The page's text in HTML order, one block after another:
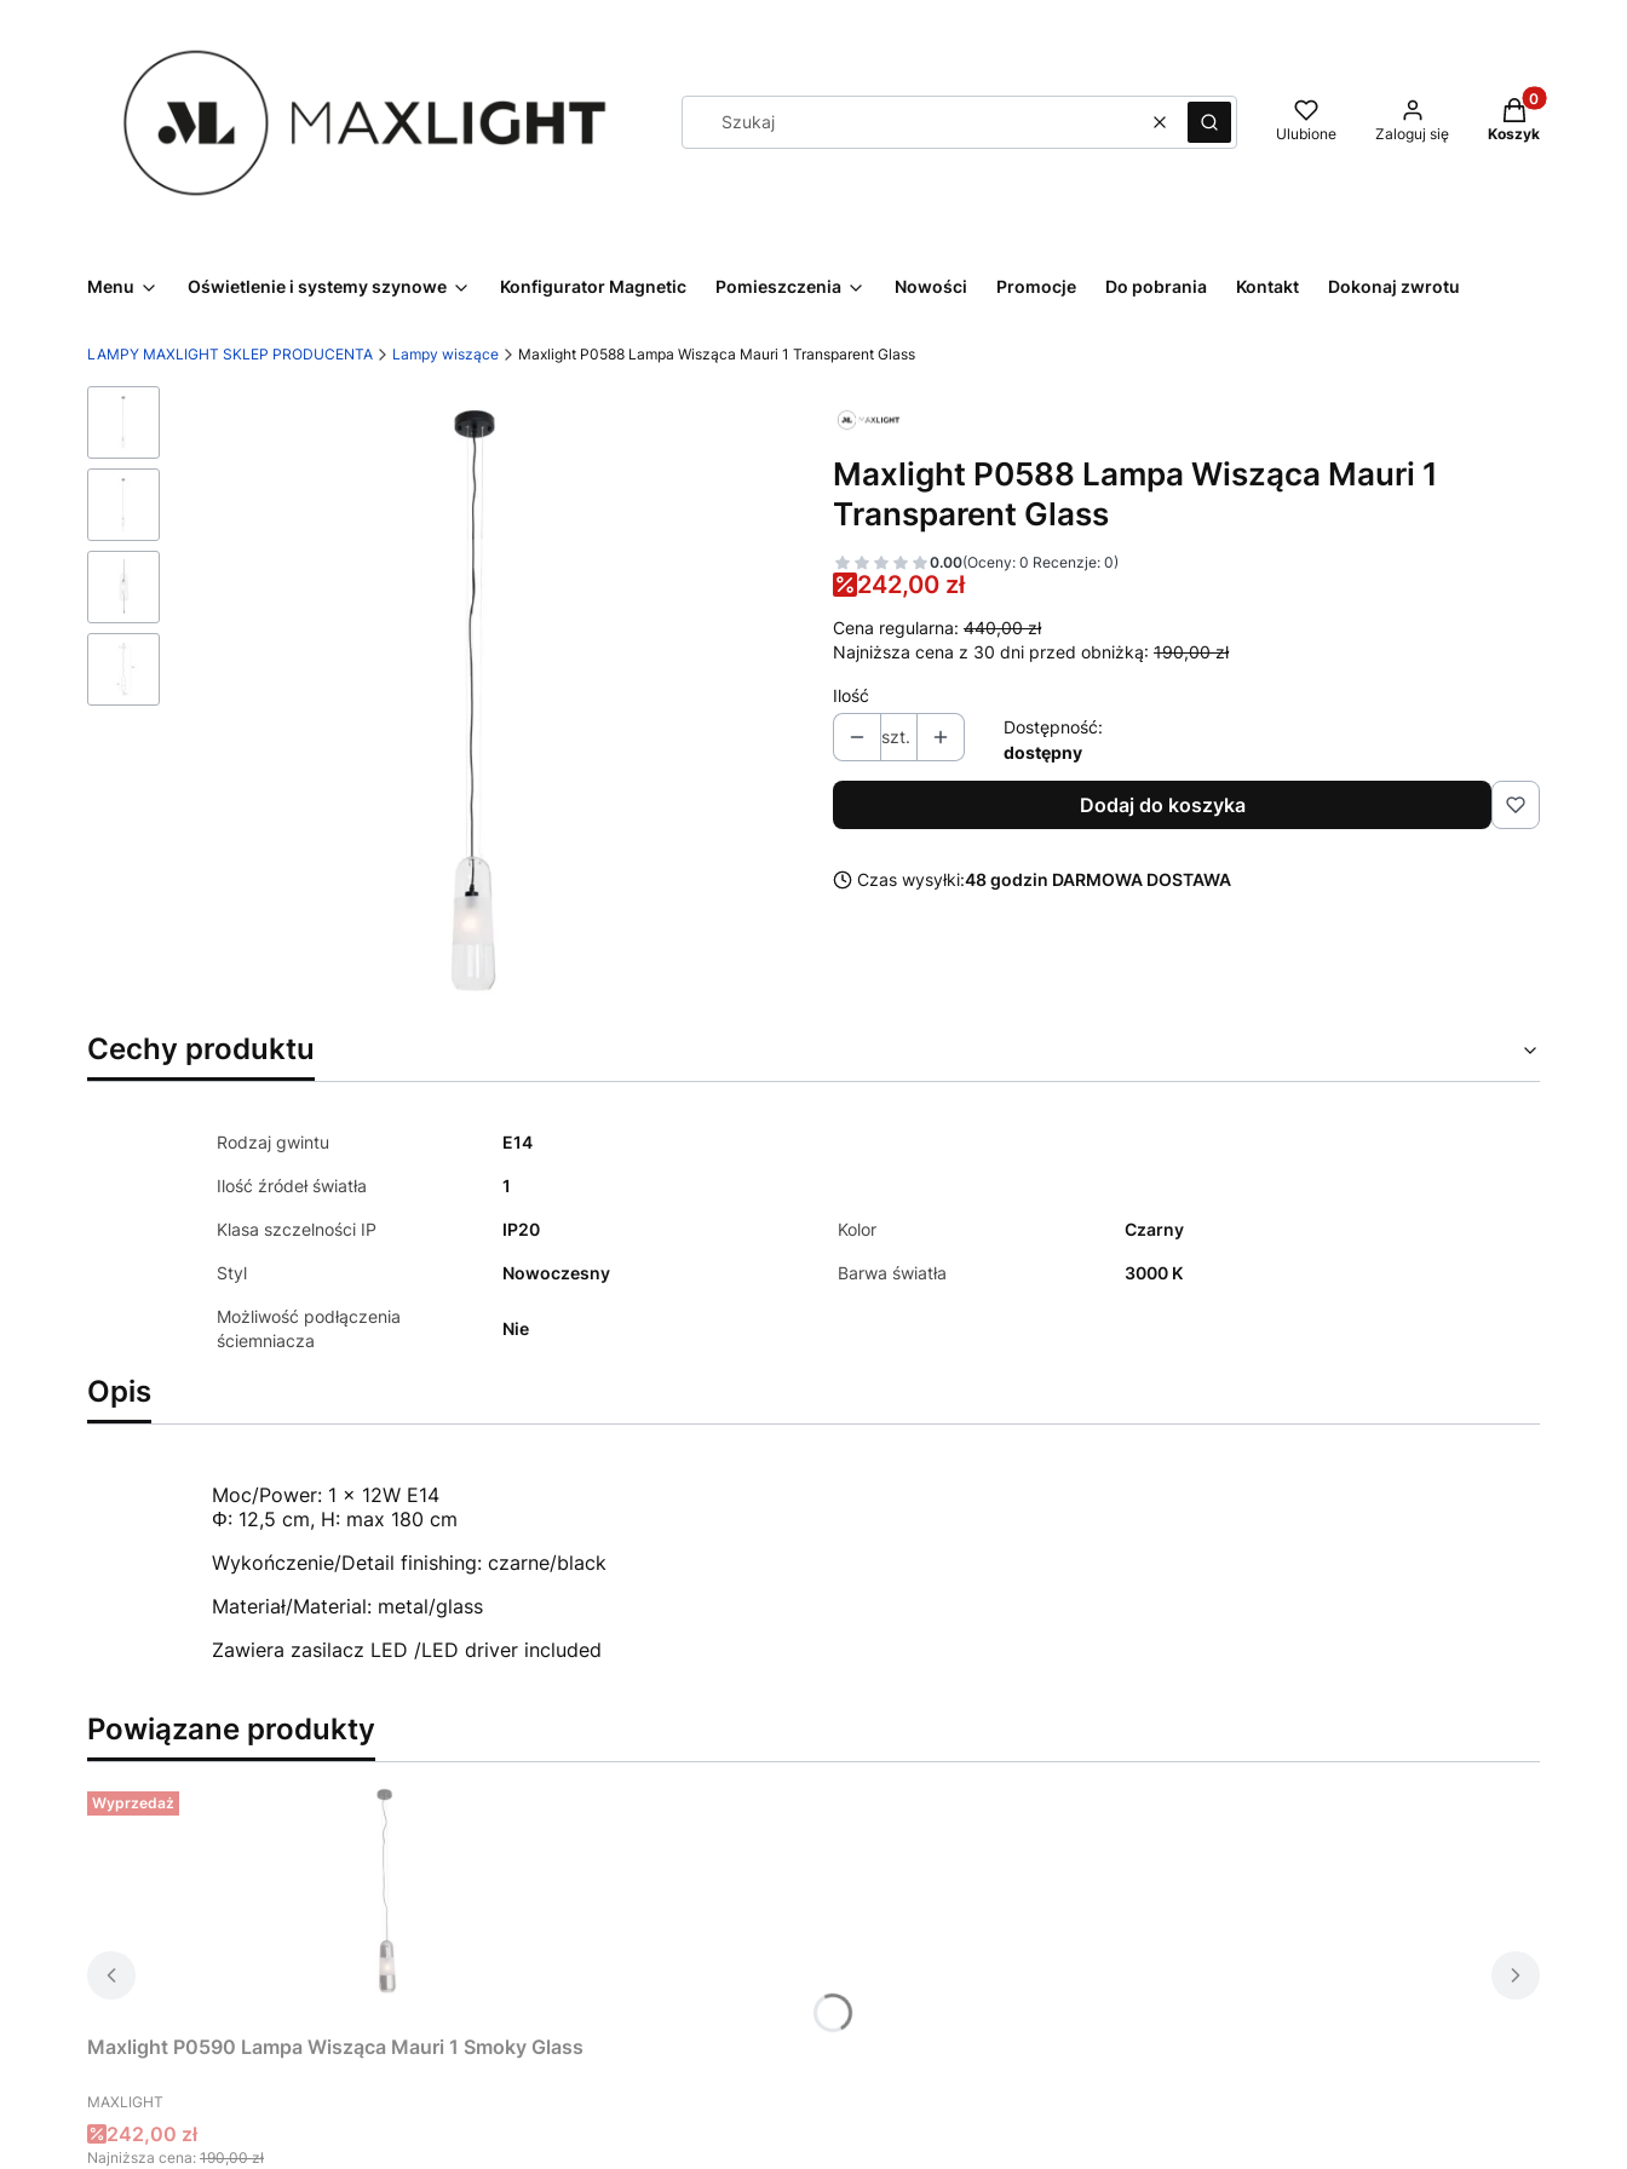
WyczyśćSzukaj Ulubione Zaloguj się
Produkty w
Koszyk
Menu Oświetlenie i systemy szynowe Konfigurator Magnetic Pomieszczenia Nowości Promocje Do pobrania Kontakt Dokonaj zwrotu
LAMPY MAXLIGHT SKLEP PRODUCENTA Lampy wiszące Maxlight P0588 Lampa Wisząca Mauri 1 Transparent Glass
Maxlight P0588 Lampa Wisząca Mauri 1
Transparent Glass
0.00(Oceny: 0 Recenzje: 0)
242,00 zł
Cena regularna: 440,00 zł
Najniższa cena z 30 dni przed obniżką: 190,00 zł
Ilość
szt.
Dostępność:
dostępny
Dodaj do koszyka
Czas wysyłki:48 godzin DARMOWA DOSTAWA
Cechy produktu
Rodzaj gwintu E14
Ilość źródeł światła 1
Klasa szczelności IP IP20 Kolor Czarny
Styl Nowoczesny Barwa światła 3000 K
Możliwość podłączenia
ściemniacza
Nie
Opis
Moc/Power: 1 x 12W E14
Φ: 12,5 cm, H: max 180 cm
Wykończenie/Detail finishing: czarne/black
Materiał/Material: metal/glass
Zawiera zasilacz LED /LED driver included
Powiązane produkty
Wyprzedaż
Maxlight P0590 Lampa Wisząca Mauri 1 Smoky Glass
PRODUCENT
MAXLIGHT
Cena promocyjna
242,00 zł
Najniższa cena: 190,00 zł